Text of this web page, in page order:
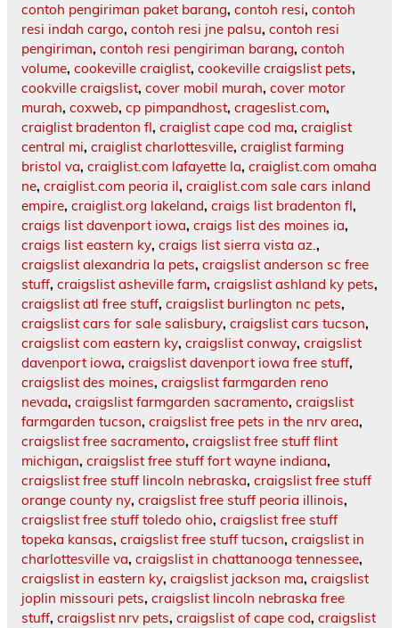
contoh pengiriman paket barang, contoh resi, contoh
resi indah cargo, contoh resi jne palsu, contoh resi
pengiriman, contoh resi pengiriman barang, contoh
volume, cookeville craiglist, cookeville craigslist pets,
cookville craigslist, cover mobil murah, cover motor
murah, coxweb, cp pimpandhost, crageslist.com,
craiglist bradenton fl, craiglist cape cod ma, craiglist
central mi, craiglist charlottesville, craiglist farming
bristol va, craiglist.com lafayette la, craiglist.com omaha
ne, craiglist.com peoria il, craiglist.com sale cars inland
empire, craiglist.org lakeland, craigs list bradenton fl,
craigs list davenport iowa, craigs list des moines ia,
craigs list eastern ky, craigs list sierra vista az.,
craigslist alexandria la pets, craigslist anderson sc free
stuff, craigslist asheville farm, craigslist ashland ky pets,
craigslist atl free stuff, craigslist burlington nc pets,
craigslist cars for sale salisbury, craigslist cars tucson,
craigslist com eastern ky, craigslist conway, craigslist
davenport iowa, craigslist davenport iowa free stuff,
craigslist des moines, craigslist farmgarden reno
nevada, craigslist farmgarden sacramento, craigslist
farmgarden tucson, craigslist free pets in the nrv area,
craigslist free sacramento, craigslist free stuff flint
michigan, craigslist free stuff fort wayne indiana,
craigslist free stuff lincoln nebraska, craigslist free stuff
orange county ny, craigslist free stuff peoria illinois,
craigslist free stuff toledo ohio, craigslist free stuff
topeka kansas, craigslist free stuff tucson, craigslist in
charlottesville va, craigslist in chattanooga tennessee,
craigslist in eastern ky, craigslist jackson ma, craigslist
joplin missouri pets, craigslist lincoln nebraska free
stuff, craigslist nrv pets, craigslist of cape cod, craigslist